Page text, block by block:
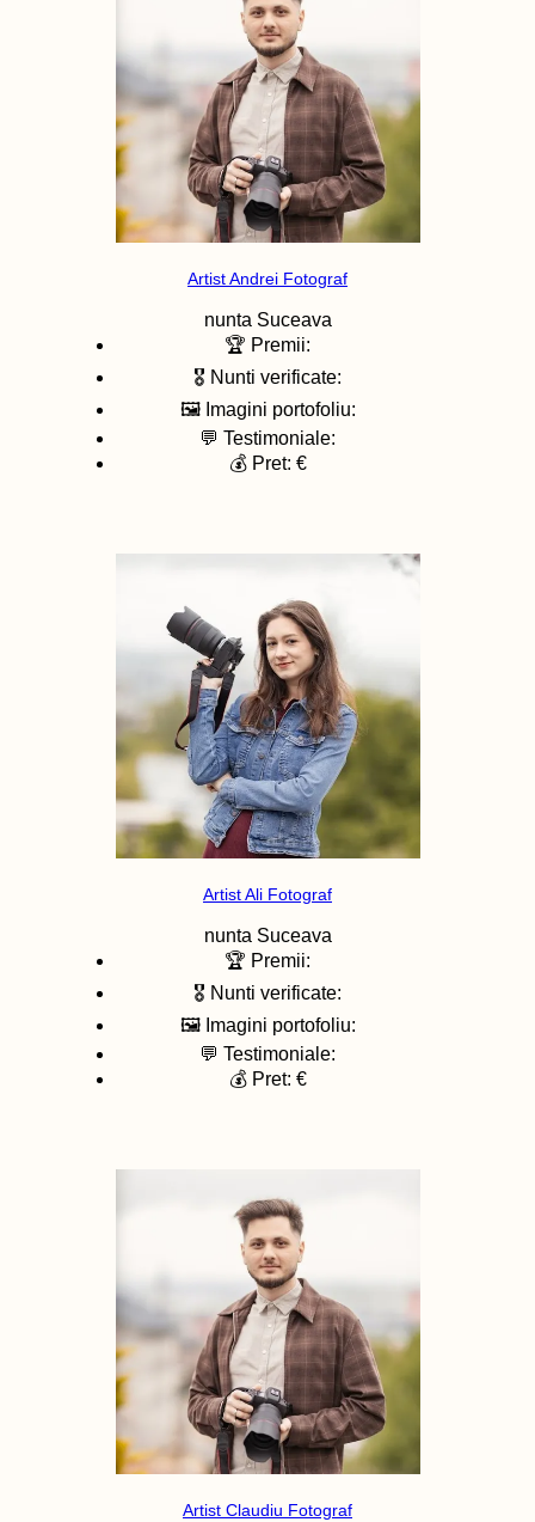
Artist Andrei Fotograf
nunta Suceava
🏆 Premii:
🎖️ Nunti verificate:
🖼️ Imagini portofoliu:
💬 Testimoniale:
💰 Pret: €
Artist Ali Fotograf
nunta Suceava
🏆 Premii:
🎖️ Nunti verificate:
🖼️ Imagini portofoliu:
💬 Testimoniale:
💰 Pret: €
Artist Claudiu Fotograf